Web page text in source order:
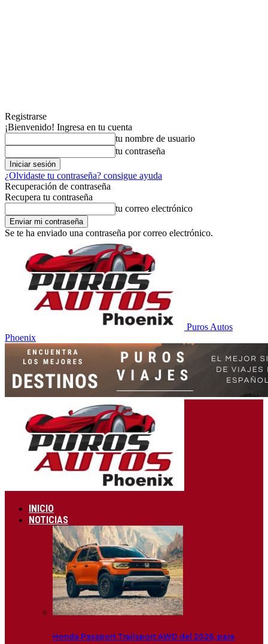
Registrarse
¡Bienvenido! Ingresa en tu cuenta
tu nombre de usuario
tu contraseña
¿Olvidaste tu contraseña? consigue ayuda
Recuperación de contraseña
Recupera tu contraseña
tu correo electrónico
Se te ha enviado una contraseña por correo electrónico.
Puros Autos
Phoenix
INICIO
NOTICIAS
Honda Passport Trailsport AWD del 2026, para